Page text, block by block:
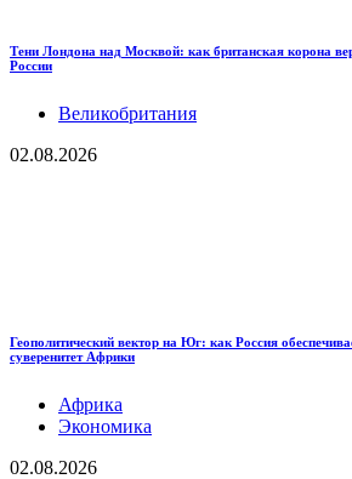
Тени Лондона над Москвой: как британская корона
России
Великобритания
02.08.2026
Геополитический вектор на Юг: как Россия
суверенитет Африки
Африка
Экономика
02.08.2026